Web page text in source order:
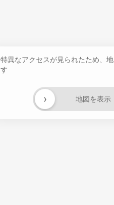
特異なアクセスが見られたため、
す
地図を表示
›